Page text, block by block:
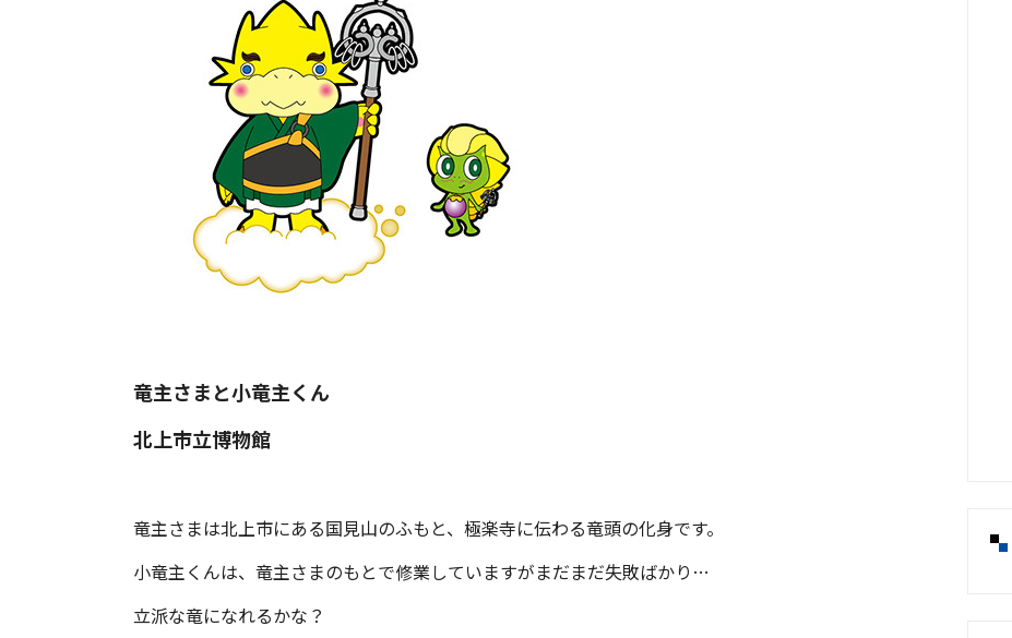
竜主さまと小竜主くん
北上市立博物館
竜主さまは北上市にある国見山のふもと、極楽寺に伝わる竜頭の化身です。
小竜主くんは、竜主さまのもとで修業していますがまだまだ失敗ばかり…
立派な竜になれるかな？